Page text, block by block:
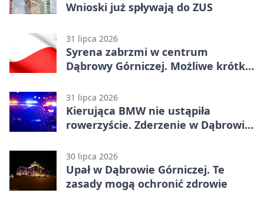
Wnioski już spływają do ZUS
31 lipca 2026
Syrena zabrzmi w centrum
Dąbrowy Górniczej. Możliwe krótkie
31 lipca 2026
Kierująca BMW nie ustąpiła
rowerzyście. Zderzenie w Dąbrowie
30 lipca 2026
Upał w Dąbrowie Górniczej. Te
zasady mogą ochronić zdrowie